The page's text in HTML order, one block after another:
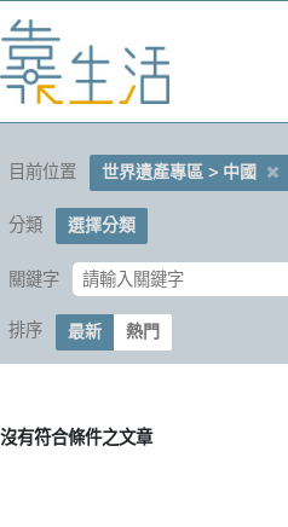
目前位置 世界遺產專區 > 中國
分類 選擇分類
關鍵字
排序 最新 熱門
沒有符合條件之文章